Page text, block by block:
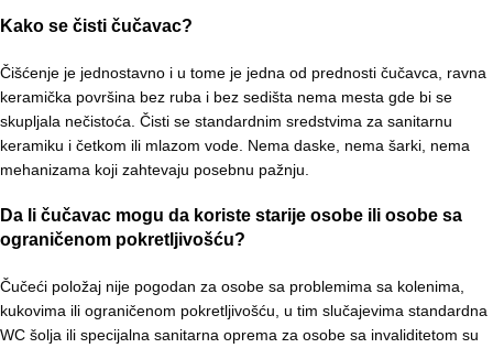
Kako se čisti čučavac?
Čišćenje je jednostavno i u tome je jedna od prednosti čučavca, ravna
keramička površina bez ruba i bez sedišta nema mesta gde bi se
skupljala nečistoća. Čisti se standardnim sredstvima za sanitarnu
keramiku i četkom ili mlazom vode. Nema daske, nema šarki, nema
mehanizama koji zahtevaju posebnu pažnju.
Da li čučavac mogu da koriste starije osobe ili osobe sa
ograničenom pokretljivošću?
Čučeći položaj nije pogodan za osobe sa problemima sa kolenima,
kukovima ili ograničenom pokretljivošću, u tim slučajevima standardna
WC šolja ili specijalna sanitarna oprema za osobe sa invaliditetom su